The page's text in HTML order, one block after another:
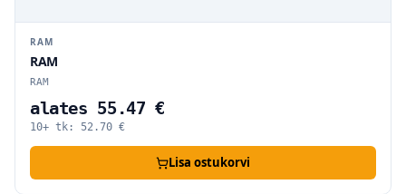
RAM
RAM
RAM
alates 55.47 €
10+ tk: 52.70 €
Lisa ostukorvi